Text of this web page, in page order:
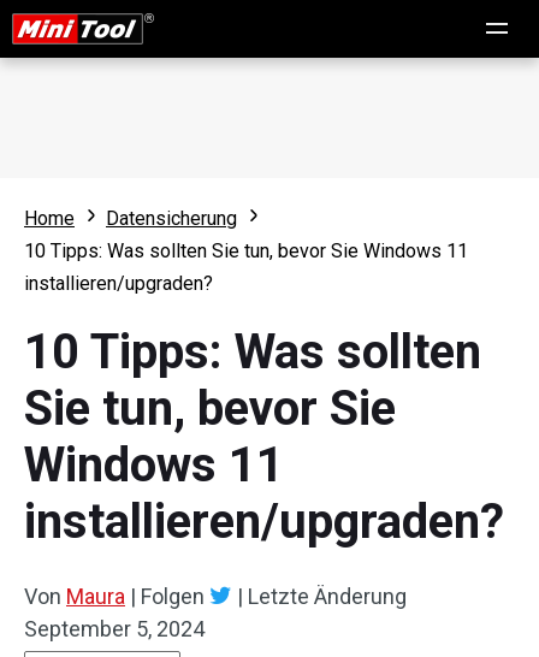
Home
Datensicherung
10 Tipps: Was sollten Sie tun, bevor Sie Windows 11
installieren/upgraden?
10 Tipps: Was sollten
Sie tun, bevor Sie
Windows 11
installieren/upgraden?
Von Maura | Folgen | Letzte Änderung
September 5, 2024